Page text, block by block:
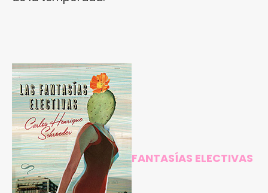
FANTASÍAS ELECTIVAS